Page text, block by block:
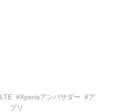
LTE Xperiaアンバサダー
ア
プリ